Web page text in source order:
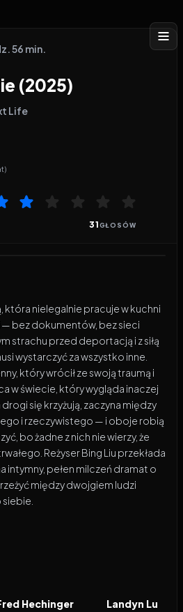
56 min.
(2025)
Life
31GŁOSÓW
która nielegalnie pracuje w kuchni
bez dokumentów, bez sieci
strachu przed deportacją i z siłą
wystarczyć za wszystko inne.
który wrócił ze swoją traumą i
w świecie, który wygląda inaczej
drogi się krzyżują, zaczyna między
i rzeczywistego — i oboje robią
bo żadne z nich nie wierzy, że
Reżyser Bing Liu przekłada
intymny, pełen milczeń dramat o
między dwojgiem ludzi
Hechinger Landyn Lu